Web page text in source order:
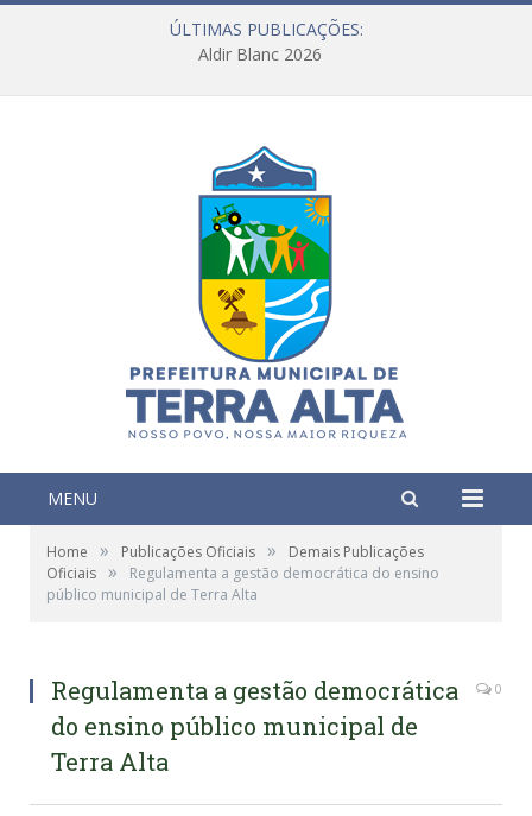
ÚLTIMAS PUBLICAÇÕES:
Aldir Blanc 2026
MENU
Home » Publicações Oficiais »
Demais Publicações
Oficiais »
Regulamenta a gestão democrática do ensino
público municipal de Terra Alta
Regulamenta a gestão democrática
do ensino público municipal de
Terra Alta
0